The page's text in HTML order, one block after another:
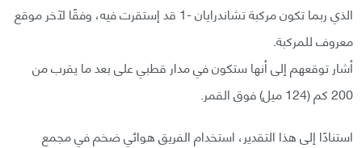
الذي ربما تكون مركبة تشاندرايان -1 قد إستقرت فيه، وفقًا لآخر موقع
معروف للمركبة.
أشار توقعهم إلى أنها ستكون في مدار قطبي على بعد ما يقرب من
200 كم (124 ميل) فوق القمر.
استنادًا إلى هذا التقدير، استخدام الفريق هوائي ضخم في مجمع